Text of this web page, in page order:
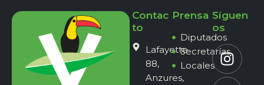
Contac
to
Lafayette
88,
Anzures,
Prensa
Diputados
Secretarías
Locales
Síguen
os